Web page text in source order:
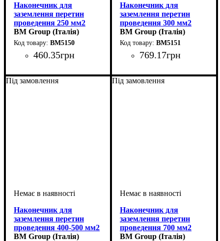
Наконечник для
заземлення перетин
проведення 250 мм2
BM Group (Італія)
BM5150
460.35грн
наконечник
250
Наконечник для
заземлення перетин
проведення 300 мм2
BM Group (Італія)
BM5151
769.17грн
наконечник
300
Під замовлення
Наконечник для
заземлення перетин
проведення 400-500 мм2
BM Group (Італія)
Під замовлення
Наконечник для
заземлення перетин
проведення 700 мм2
BM Group (Італія)